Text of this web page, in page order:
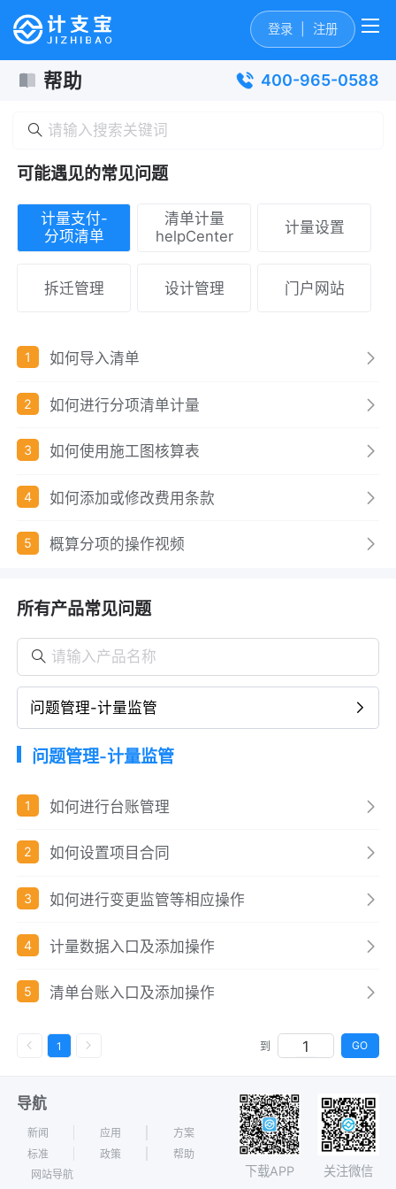
登录 注册
帮助 400-965-0588
可能遇见的常见问题
计量支付-
分项清单
清单计量
helpCenter
计量设置
拆迁管理 设计管理 门户网站
1 如何导入清单
2 如何进行分项清单计量
3 如何使用施工图核算表
4 如何添加或修改费用条款
5 概算分项的操作视频
所有产品常见问题
问题管理-计量监管
问题管理-计量监管
1 如何进行台账管理
2 如何设置项目合同
3 如何进行变更监管等相应操作
4 计量数据入口及添加操作
5 清单台账入口及添加操作
1 到 GO
导航
新闻 应用
方案
标准
政策
帮助
网站导航
下载APP 关注微信